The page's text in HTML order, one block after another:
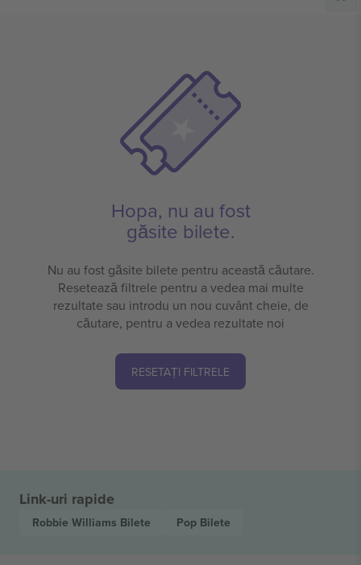
Hopa, nu au fost
găsite bilete.
Nu au fost găsite bilete pentru această căutare.
Resetează filtrele pentru a vedea mai multe
rezultate sau introdu un nou cuvânt cheie, de
căutare, pentru a vedea rezultate noi
RESETAȚI FILTRELE
Link-uri rapide
Robbie Williams Bilete Pop Bilete